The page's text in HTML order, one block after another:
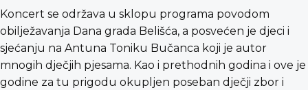
Koncert se održava u sklopu programa povodom
obilježavanja Dana grada Belišća, a posvećen je djeci i
sjećanju na Antuna Toniku Bučanca koji je autor
mnogih dječjih pjesama. Kao i prethodnih godina i ove je
godine za tu prigodu okupljen poseban dječji zbor i